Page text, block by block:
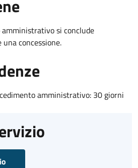
si conclude
concessione.
amministrativo: 30 giorni